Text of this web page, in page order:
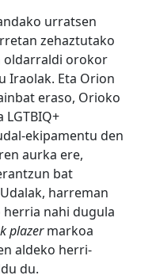
urratsen
zehaztutako
oldarraldi orokor
Iraolak. Eta Orion
eraso, Orioko
ekipamentu den
aurka ere,
bat
harreman
nahi dugula
plazermarkoa
aldeko herri-
du.